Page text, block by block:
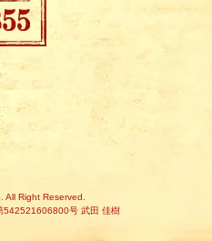
All Right Reserved.
542521606800号 武田 佳樹